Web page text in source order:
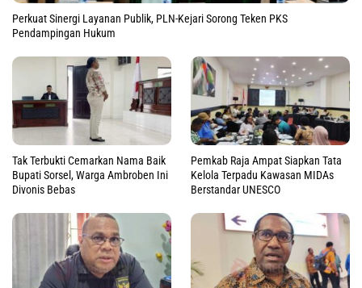
Perkuat Sinergi Layanan Publik, PLN-Kejari Sorong Teken PKS
Pendampingan Hukum
Tak Terbukti Cemarkan Nama Baik
Bupati Sorsel, Warga Ambroben Ini
Divonis Bebas
Pemkab Raja Ampat Siapkan Tata
Kelola Terpadu Kawasan MIDAs
Berstandar UNESCO